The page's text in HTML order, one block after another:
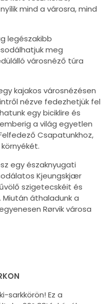
mind a városra, mind
legészakibb
meg
városnéző túra
kajakos városnézésen
nézve fedezhetjük fel
egy biciklire és
a világ egyetlen
Csapatunkhoz,
egy északnyugati
Kjeungskjær
szigetecskéit és
Miután áthaladunk a
Rørvik városa
sarkkörön! Ez a